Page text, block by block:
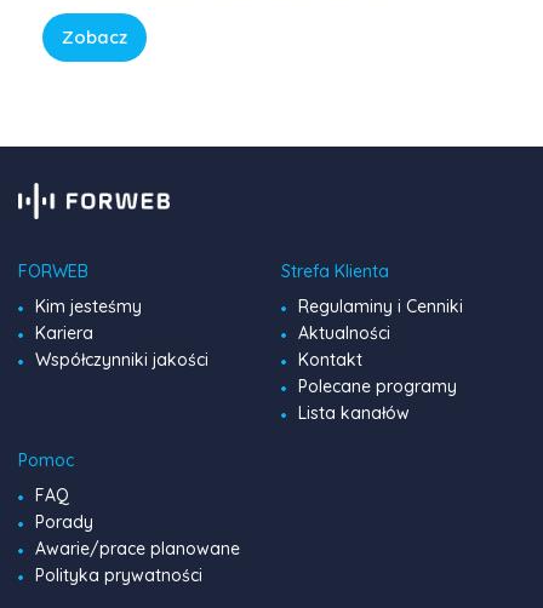
tempa, CBeebies oferuje przestrzeń, w której dzieci
mogą odkrywać świat w sposób bezpieczny, kreatywny i
Zobacz
FORWEB
Kim jesteśmy
Kariera
Współczynniki jakości
Strefa Klienta
Regulaminy i Cenniki
Aktualności
Kontakt
Polecane programy
Lista kanałów
Pomoc
FAQ
Porady
Awarie/prace planowane
Polityka prywatności